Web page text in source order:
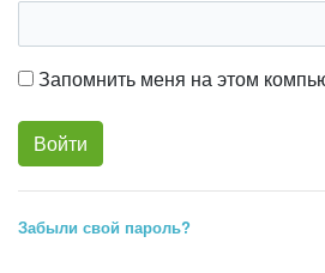
Запомнить меня на этом
Забыли свой пароль?